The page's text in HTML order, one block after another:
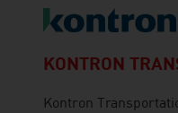
KONTRON
Kontron